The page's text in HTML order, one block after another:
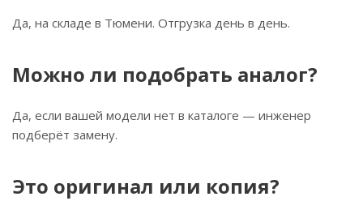
Да, на складе в Тюмени. Отгрузка день в день.
Можно ли подобрать аналог?
Да, если вашей модели нет в каталоге — инженер
подберёт замену.
Это оригинал или копия?